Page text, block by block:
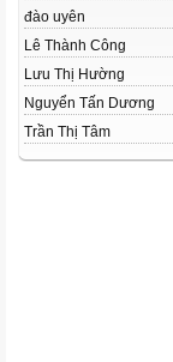
đào uyên
Lê Thành Công
Lưu Thị Hường
Nguyển Tấn Dương
Trần Thị Tâm